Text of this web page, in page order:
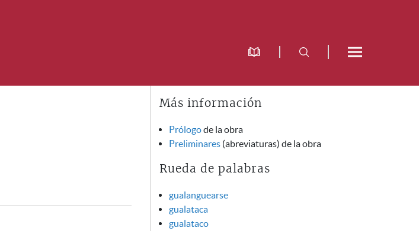
Más información
Prólogode la obra
Preliminares (abreviaturas) de la obra
Rueda de palabras
gualanguearse
gualataca
gualataco